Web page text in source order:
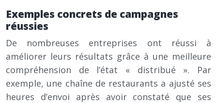
Exemples concrets de campagnes
réussies
De nombreuses entreprises ont réussi à
améliorer leurs résultats grâce à une meilleure
compréhension de l’état « distribué ». Par
exemple, une chaîne de restaurants a ajusté ses
heures d’envoi après avoir constaté que ses